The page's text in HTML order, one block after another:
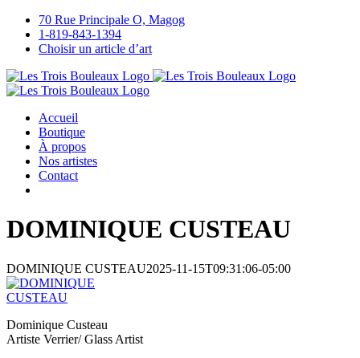
Passer
contenu
70 Rue Principale O, Magog
1-819-843-1394
Choisir un article d’art
Accueil
Boutique
À propos
Nos artistes
Contact
DOMINIQUE CUSTEAU
DOMINIQUE CUSTEAU2025-11-15T09:31:06-05:00
Dominique Custeau
Artiste Verrier/ Glass Artist